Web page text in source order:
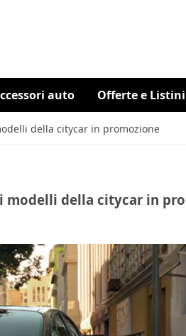
auto Offerte e Listini
della citycar in promozione
modelli della citycar in